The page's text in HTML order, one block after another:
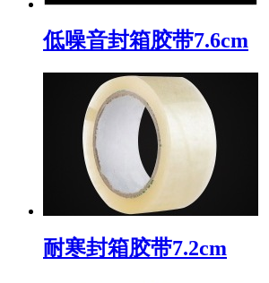
低噪音封箱胶带7.6cm
耐寒封箱胶带7.2cm